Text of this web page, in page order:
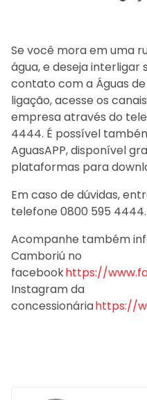
Se você mora em uma
água, e deseja
contato com a Águas
ligação, acesse os
empresa através do
4444. É possível
AguasAPP, disponível
plataformas para
Em caso de dúvidas,
telefone 0800 595 4444.
Acompanhe também
Camboriú no
facebookhttps://
Instagram da
concessionáriahttps://